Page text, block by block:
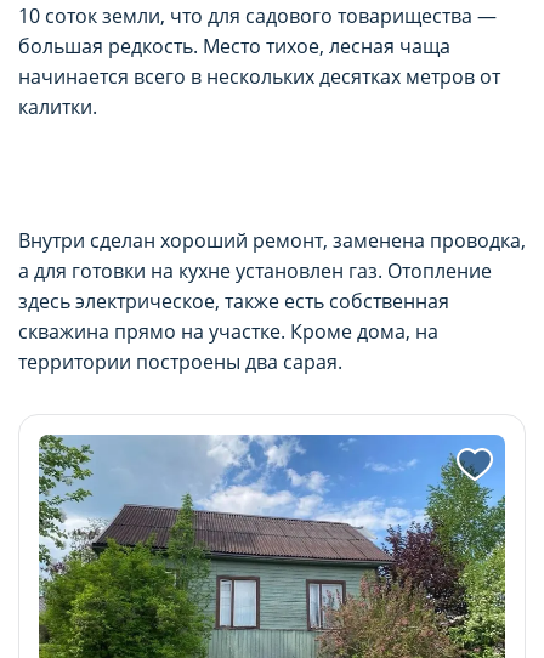
10 соток земли, что для садового товарищества —
большая редкость. Место тихое, лесная чаща
начинается всего в нескольких десятках метров от
калитки.
Внутри сделан хороший ремонт, заменена проводка,
а для готовки на кухне установлен газ. Отопление
здесь электрическое, также есть собственная
скважина прямо на участке. Кроме дома, на
территории построены два сарая.